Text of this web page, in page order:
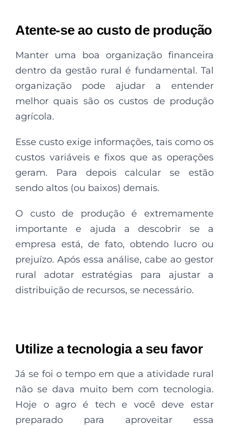
Atente-se ao custo de produção
Manter uma boa organização financeira
dentro da gestão rural é fundamental. Tal
organização pode ajudar a entender
melhor quais são os custos de produção
agrícola.
Esse custo exige informações, tais como os
custos variáveis e fixos que as operações
geram. Para depois calcular se estão
sendo altos (ou baixos) demais.
O custo de produção é extremamente
importante e ajuda a descobrir se a
empresa está, de fato, obtendo lucro ou
prejuízo. Após essa análise, cabe ao gestor
rural adotar estratégias para ajustar a
distribuição de recursos, se necessário.
Utilize a tecnologia a seu favor
Já se foi o tempo em que a atividade rural
não se dava muito bem com tecnologia.
Hoje o agro é tech e você deve estar
preparado para aproveitar essa